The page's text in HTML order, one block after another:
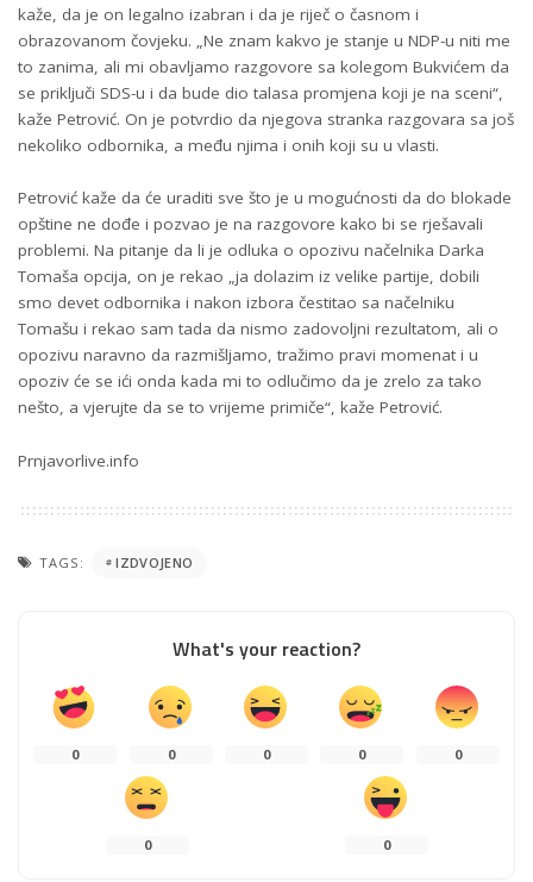
kaže, da je on legalno izabran i da je riječ o časnom i
obrazovanom čovjeku. „Ne znam kakvo je stanje u NDP-u niti me
to zanima, ali mi obavljamo razgovore sa kolegom Bukvićem da
se priključi SDS-u i da bude dio talasa promjena koji je na sceni“,
kaže Petrović. On je potvrdio da njegova stranka razgovara sa još
nekoliko odbornika, a među njima i onih koji su u vlasti.
Petrović kaže da će uraditi sve što je u mogućnosti da do blokade
opštine ne dođe i pozvao je na razgovore kako bi se rješavali
problemi. Na pitanje da li je odluka o opozivu načelnika Darka
Tomaša opcija, on je rekao „ja dolazim iz velike partije, dobili
smo devet odbornika i nakon izbora čestitao sa načelniku
Tomašu i rekao sam tada da nismo zadovoljni rezultatom, ali o
opozivu naravno da razmišljamo, tražimo pravi momenat i u
opoziv će se ići onda kada mi to odlučimo da je zrelo za tako
nešto, a vjerujte da se to vrijeme primiče“, kaže Petrović.
Prnjavorlive.info
TAGS: IZDVOJENO
What's your reaction?
0 0 0 0 0
0 0